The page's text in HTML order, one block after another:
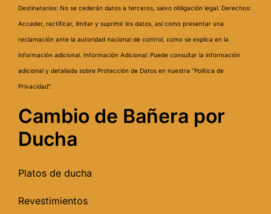
Destinatarios: No se cederán datos a terceros, salvo obligación legal. Derechos:
Acceder, rectificar, limitar y suprimir los datos, así como presentar una
reclamación ante la autoridad nacional de control, como se explica en la
información adicional. Información Adicional: Puede consultar la información
adicional y detallada sobre Protección de Datos en nuestra “Política de
Privacidad”.
Cambio de Bañera por
Ducha
Platos de ducha
Revestimientos